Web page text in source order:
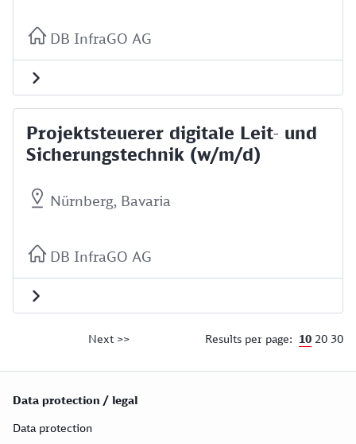
DB InfraGO AG
Projektsteuerer digitale Leit- und
Sicherungstechnik (w/m/d)
Nürnberg, Bavaria
DB InfraGO AG
Next >> Results per page: 10 20 30
Data protection / legal
Data protection